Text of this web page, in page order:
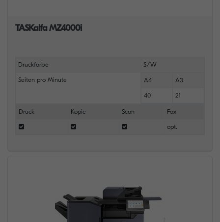
TASKalfa MZ4000i
Druckfarbe S/W
Seiten pro Minute A4 A3
40 21
Druck Kopie Scan Fax
opt.